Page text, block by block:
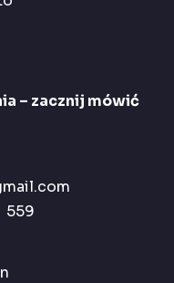
– zacznij mówić
559